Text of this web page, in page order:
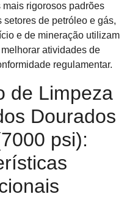
rigorosos padrões
de petróleo e gás,
e de mineração utilizam
atividades de
regulamentar.
de Limpeza
Dourados
psi):